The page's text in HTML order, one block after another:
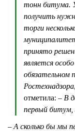
тонн битума.
получить
торги
принято
является
обязательном
Ростехнадзора
отметила: – В
первый битум,
– А сколько бы мы